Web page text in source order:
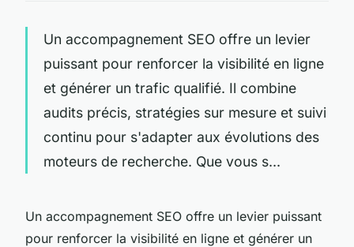
Un accompagnement SEO offre un levier
puissant pour renforcer la visibilité en ligne
et générer un trafic qualifié. Il combine
audits précis, stratégies sur mesure et suivi
continu pour s'adapter aux évolutions des
moteurs de recherche. Que vous s...
Un accompagnement SEO offre un levier puissant
pour renforcer la visibilité en ligne et générer un